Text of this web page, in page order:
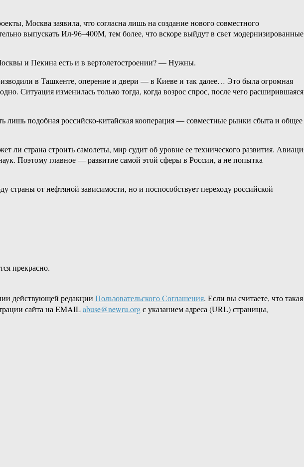
Москва заявила, что согласна лишь на создание нового совместного
выпускать Ил-96–400М, тем более, что вскоре выйдут в свет модернизированные
и Пекина есть и в вертолетостроении? — Нужны.
в Ташкенте, оперение и двери — в Киеве и так далее… Это была огромная
Ситуация изменилась только тогда, когда возрос спрос, после чего расширившаяся
подобная российско-китайская кооперация — совместные рынки сбыта и общее
ли страна строить самолеты, мир судит об уровне ее технического развития.
Поэтому главное — развитие самой этой сферы в России, а не попытка
страны от нефтяной зависимости, но и поспособствует переходу российской
прекрасно.
действующей редакции Пользовательского Соглашения. Если вы считаете, что такая
сайта на EMAILabuse@newru.orgс указанием адреса (URL) страницы,